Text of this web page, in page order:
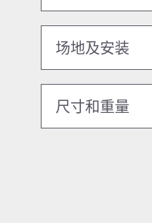
场地及安装
尺寸和重量